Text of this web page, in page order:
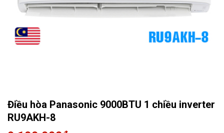
Quạt điều hòa
Điều hòa Panasonic 9000BTU 1 chiều inverter
RU9AKH-8